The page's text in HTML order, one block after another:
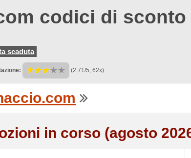
codici di sconto
scaduta
(2.71/5, 62x)
in corso (agosto